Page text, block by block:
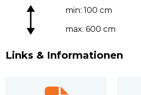
min: 100 cm
max: 600 cm
Links & Informationen